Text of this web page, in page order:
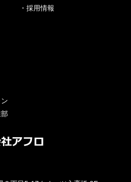
・採用情報